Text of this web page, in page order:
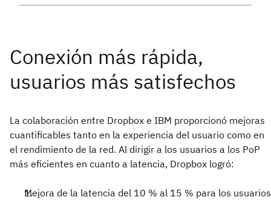
La colaboración entre Dropbox e IBM proporcionó mejoras
cuantificables tanto en la experiencia del usuario como en
el rendimiento de la red. Al dirigir a los usuarios a los PoP
más eficientes en cuanto a latencia, Dropbox logró:
Mejora de la latencia del 10 % al 15 % para los usuarios